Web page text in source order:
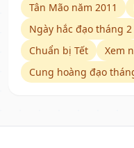
Tân Mão năm 2011
Ngày hắc đạo tháng 2
Chuẩn bị Tết
Xem
Cung hoàng đạo